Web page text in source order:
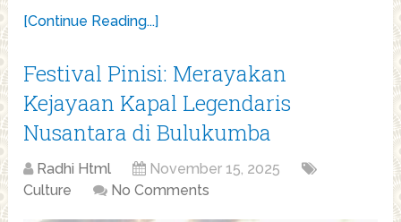
[Continue Reading...]
Festival Pinisi: Merayakan
Kejayaan Kapal Legendaris
Nusantara di Bulukumba
Radhi Html
November 15, 2025
Culture
No Comments